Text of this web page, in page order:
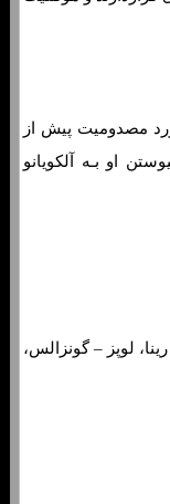
مصدومیت پیش از
او بـه آلکویانو
لوپز – گونزالس،